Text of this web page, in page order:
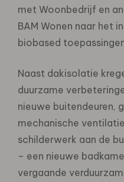
met Woonbedrijf en
BAM Wonen naar het
biobased
Naast dakisolatie
duurzame
nieuwe buitendeuren,
mechanische
schilderwerk aan de
– een nieuwe
vergaande